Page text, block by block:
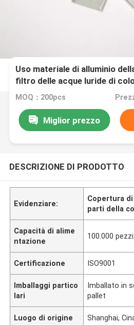
Uso materiale di alluminio
filtro delle acque luride di
dello scolapiatti del pavimento
MOQ：200pcs
Miglior prezzo
DESCRIZIONE DI PRODOTTO
Evidenziare:
Copertura
parti della
Capacità di alime
ntazione
100.000
Certificazione ISO9001
Imballaggi partico
lari
Imballato in
pallet
Luogo di origine Shanghai,